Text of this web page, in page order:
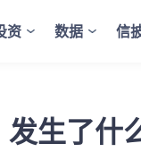
资 数据 信
生了什